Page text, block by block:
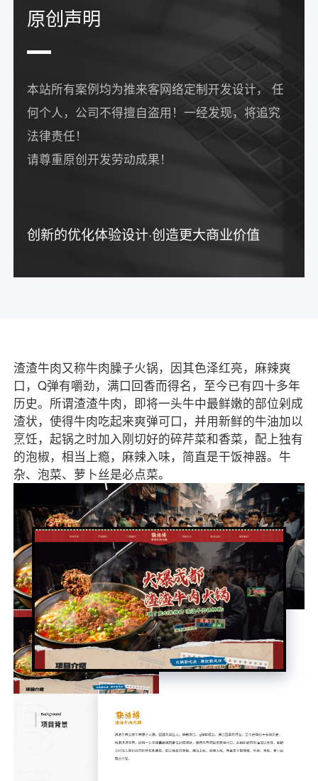
原创声明
本站所有案例均为推来客网络定制开发设计， 任
何个人，公司不得擅自盗用！一经发现，将追究
法律责任！
请尊重原创开发劳动成果！
创新的优化体验设计·创造更大商业价值
渣渣牛肉又称牛肉臊子火锅，因其色泽红亮，麻辣爽
口，Q弹有嚼劲，满口回香而得名，至今已有四十多年
历史。所谓渣渣牛肉，即将一头牛中最鲜嫩的部位剁成
渣状，使得牛肉吃起来爽弹可口，并用新鲜的牛油加以
烹饪，起锅之时加入刚切好的碎芹菜和香菜，配上独有
的泡椒，相当上瘾，麻辣入味，简直是干饭神器。牛
杂、泡菜、萝卜丝是必点菜。